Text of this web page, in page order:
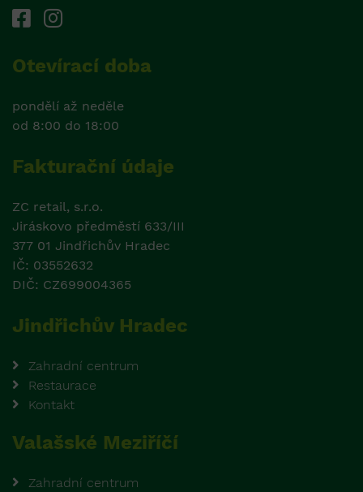
Otevírací doba
pondělí až neděle
od 8:00 do 18:00
Fakturační údaje
ZC retail, s.r.o.
Jiráskovo předměstí 633/III
377 01 Jindřichův Hradec
IČ: 03552632
DIČ: CZ699004365
Jindřichův Hradec
Zahradní centrum
Restaurace
Kontakt
Valašské Meziříčí
Zahradní centrum